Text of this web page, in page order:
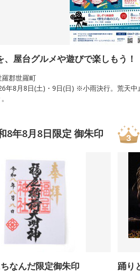
、屋台グルメや遊びで楽しもう！
郡世羅町
年8月8日(土)・9日(日) ※小雨決行。荒天
8年8月8日限定 御朱印
なんだ限定御朱印 踊り